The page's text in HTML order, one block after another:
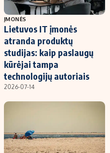
ĮMONĖS
Lietuvos IT įmonės
atranda produktų
studijas: kaip paslaugų
kūrėjai tampa
technologijų autoriais
2026-07-14